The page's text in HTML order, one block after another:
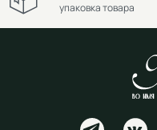
упаковка товара